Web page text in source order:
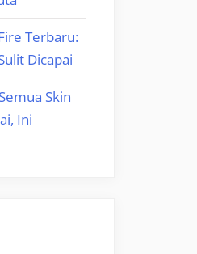
Terbaru:
Dicapai
Skin
Ini